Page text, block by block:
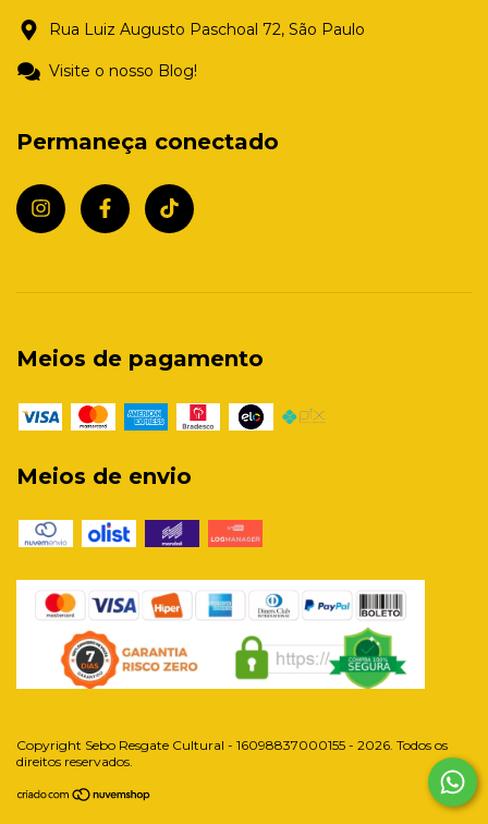
Rua Luiz Augusto Paschoal 72, São Paulo
Visite o nosso Blog!
Permaneça conectado
Meios de pagamento
Meios de envio
Copyright Sebo Resgate Cultural - 16098837000155 - 2026. Todos os
direitos reservados.